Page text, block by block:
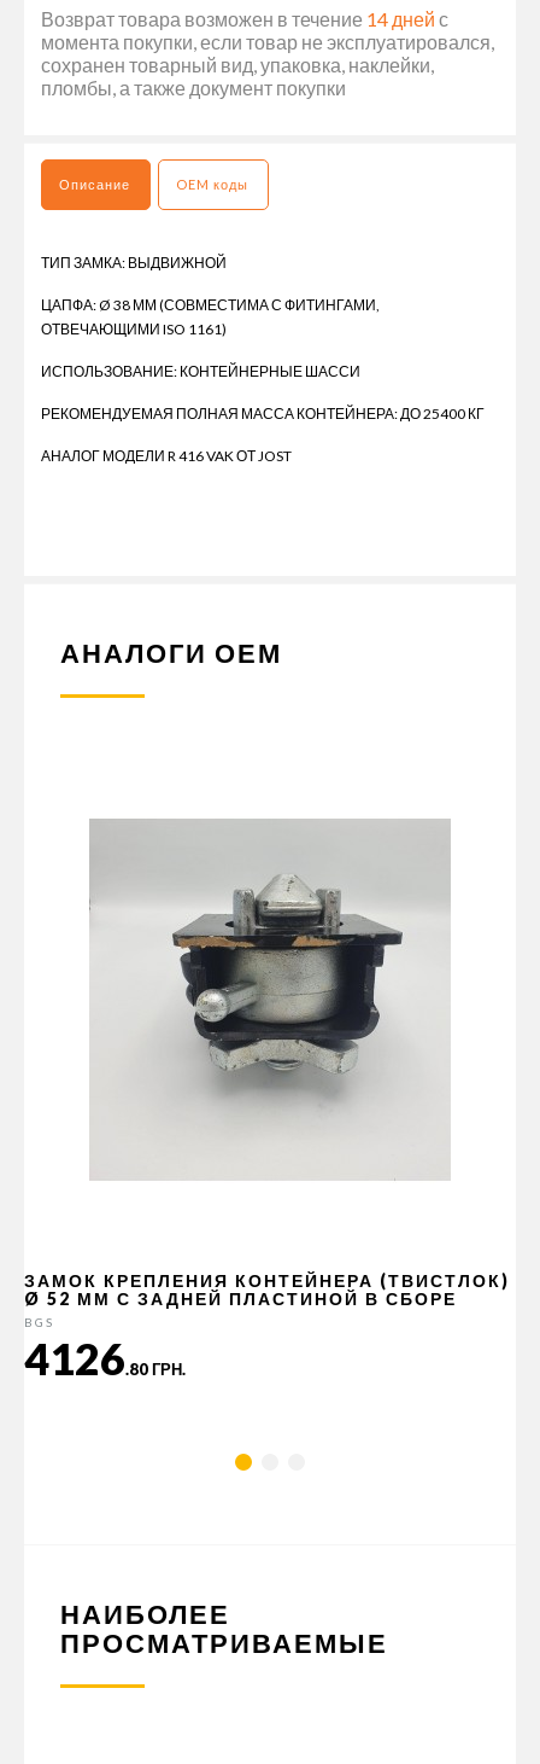
Возврат товара возможен в течение 14 дней с
момента покупки, если товар не эксплуатировался,
сохранен товарный вид, упаковка, наклейки,
пломбы, а также документ покупки
Описание OEM коды
ТИП ЗАМКА: ВЫДВИЖНОЙ
ЦАПФА: Ø 38 ММ (СОВМЕСТИМА С ФИТИНГАМИ,
ОТВЕЧАЮЩИМИ ISO 1161)
ИСПОЛЬЗОВАНИЕ: КОНТЕЙНЕРНЫЕ ШАССИ
РЕКОМЕНДУЕМАЯ ПОЛНАЯ МАССА КОНТЕЙНЕРА: ДО 25400 КГ
АНАЛОГ МОДЕЛИ R 416 VAK ОТ JOST
АНАЛОГИ ОЕМ
ЗАМОК КРЕПЛЕНИЯ КОНТЕЙНЕРА (ТВИСТЛОК)
Ø 52 ММ С ЗАДНЕЙ ПЛАСТИНОЙ В СБОРЕ
BGS
4126.80 ГРН.
НАИБОЛЕЕ
ПРОСМАТРИВАЕМЫЕ